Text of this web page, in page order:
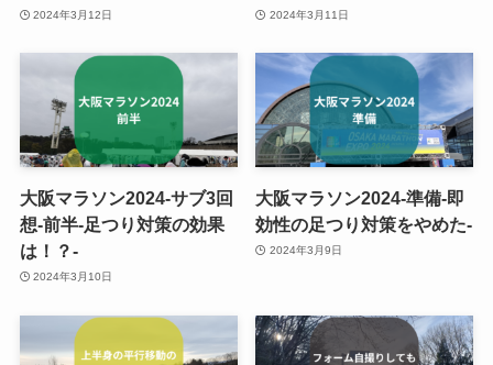
2024年3月12日 2024年3月11日
大阪マラソン2024-サブ3回
想-前半-足つり対策の効果
は！？-
2024年3月10日
大阪マラソン2024-準備-即
効性の足つり対策をやめた-
2024年3月9日